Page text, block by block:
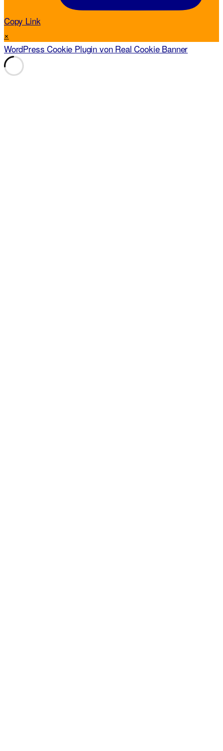
Copy Link
×
WordPress Cookie Plugin von Real Cookie Banner